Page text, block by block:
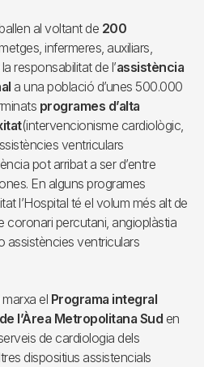
al voltant de 200
infermeres, auxiliars,
responsabilitat de l’assistència
a una població d’unes 500.000
programes d’alta
(intervencionisme cardiològic,
ventriculars
pot arribat a ser d’entre
En alguns programes
l’Hospital té el volum més alt de
coronari percutani, angioplàstia
assistències ventriculars
el Programa integral
l’Àrea Metropolitana Sud en
de cardiologia dels
dispositius assistencials